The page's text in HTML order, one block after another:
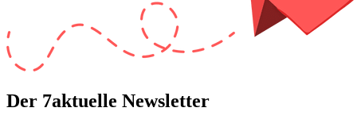
Der 7aktuelle Newsletter